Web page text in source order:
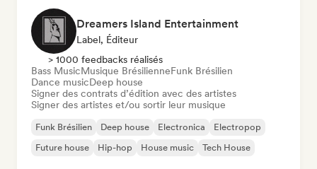
Dreamers Island Entertainment
Label, Éditeur
> 1000 feedbacks réalisés
Bass MusicMusique BrésilienneFunk Brésilien
Dance musicDeep house
Signer des contrats d’édition avec des artistes
Signer des artistes et/ou sortir leur musique
Funk Brésilien Deep house Electronica
Electropop
Future house
Hip-hop House music Tech House